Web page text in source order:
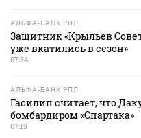
АЛЬФА-БАНК РПЛ
Защитник «Крыльев
уже вкатились в сезон»
07:34
АЛЬФА-БАНК РПЛ
Гасилин считает, что
бомбардиром «Спартака»
07:19